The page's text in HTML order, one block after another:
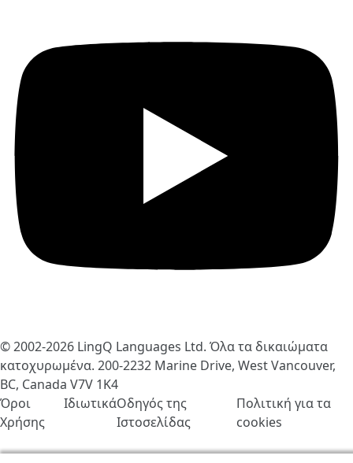
© 2002-2026 LingQ Languages Ltd. Όλα τα δικαιώματα
κατοχυρωμένα. 200-2232 Marine Drive, West Vancouver,
BC, Canada V7V 1K4
Όροι
Χρήσης
ΙδιωτικάΟδηγός της
Ιστοσελίδας
Πολιτική για τα
cookies